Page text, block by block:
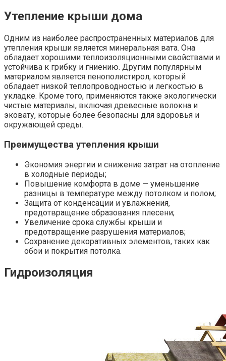
Утепление крыши дома
Одним из наиболее распространенных материалов для
утепления крыши является минеральная вата. Она
обладает хорошими теплоизоляционными свойствами и
устойчива к грибку и гниению. Другим популярным
материалом является пенополистирол, который
обладает низкой теплопроводностью и легкостью в
укладке. Кроме того, применяются также экологически
чистые материалы, включая древесные волокна и
эковату, которые более безопасны для здоровья и
окружающей среды.
Преимущества утепления крыши
Экономия энергии и снижение затрат на отопление
в холодные периоды;
Повышение комфорта в доме — уменьшение
разницы в температуре между потолком и полом;
Защита от конденсации и увлажнения,
предотвращение образования плесени;
Увеличение срока службы крыши и
предотвращение разрушения материалов;
Сохранение декоративных элементов, таких как
обои и покрытия потолка.
Гидроизоляция